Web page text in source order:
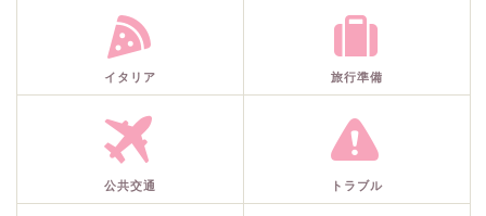
イタリア 旅行準備
公共交通 トラブル